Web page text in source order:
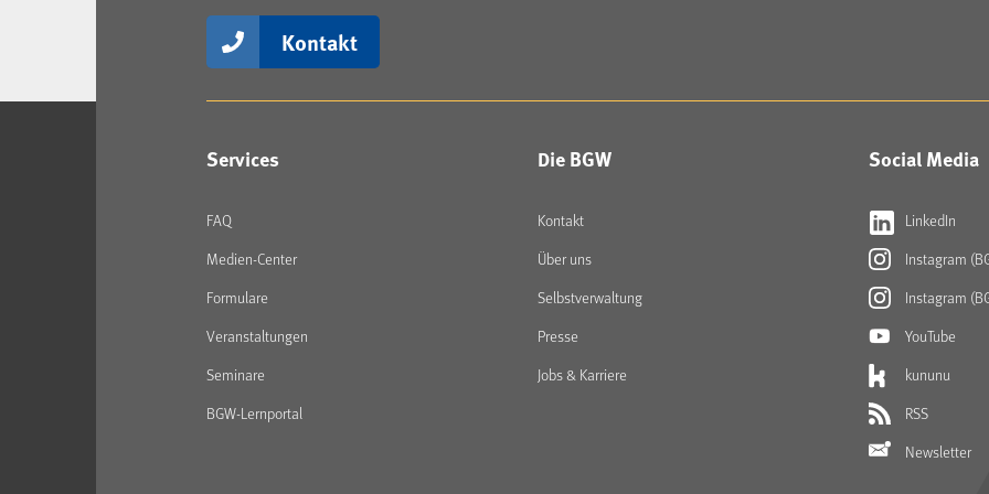
Kontakt
Services
FAQ
Medien-Center
Formulare
Veranstaltungen
Seminare
BGW-Lernportal
Die BGW
Kontakt
Über uns
Selbstverwaltung
Presse
Jobs & Karriere
Social Media
LinkedIn
Instagram
Instagram
YouTube
kununu
RSS
Newsletter